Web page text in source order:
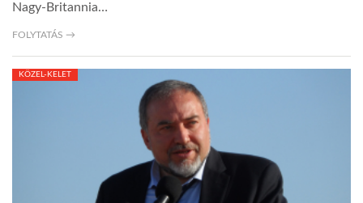
Nagy-Britannia…
FOLYTATÁS →
KÖZEL-KELET